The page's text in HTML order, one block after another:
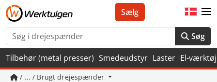
Søg
Sælg
Tilbehør (metal presser) Smedeudstyr Laster El-værktøj
/ ... / Brugt drejespænder